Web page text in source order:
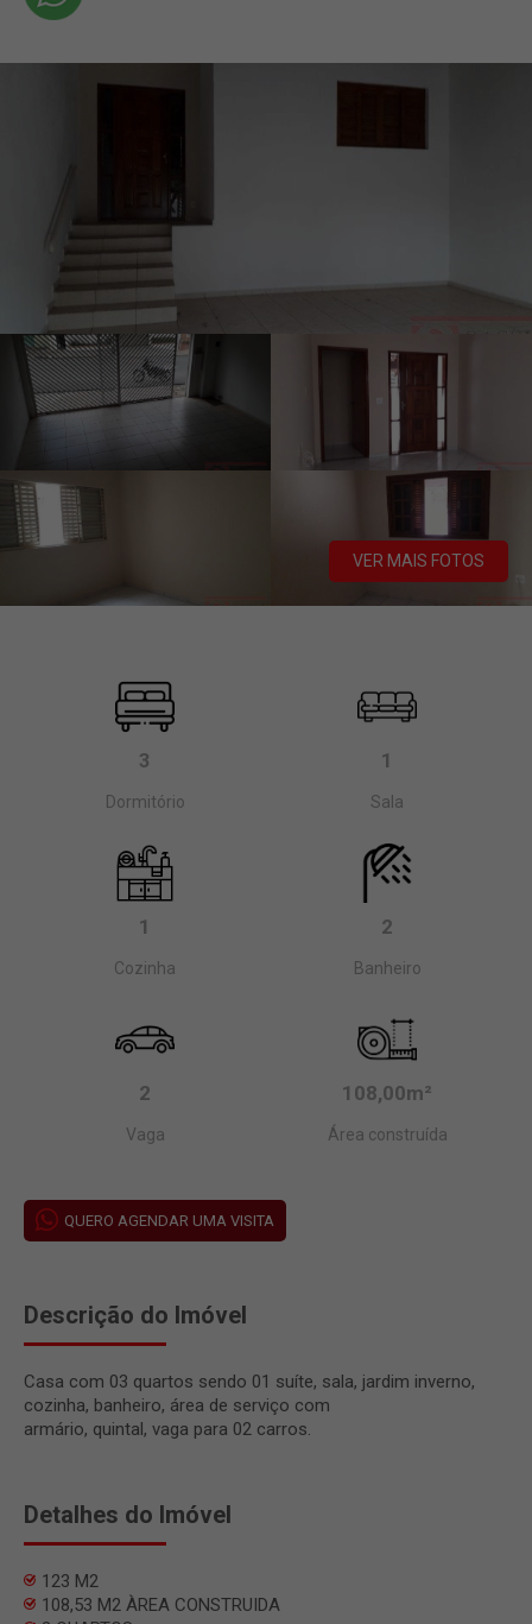
VER MAIS FOTOS
3
Dormitório
1
Sala
1
Cozinha
2
Banheiro
2
Vaga
108,00m²
Área construída
QUERO AGENDAR UMA VISITA
Descrição do Imóvel
Casa com 03 quartos sendo 01 suíte, sala, jardim inverno,
cozinha, banheiro, área de serviço com
armário, quintal, vaga para 02 carros.
Detalhes do Imóvel
123 M2
108,53 M2 ÀREA CONSTRUIDA